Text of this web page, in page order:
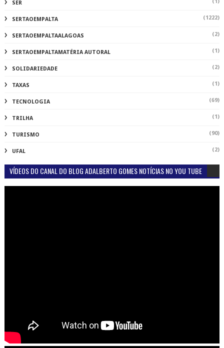
SER
SERTAOEMPALTA (1222)
SERTAOEMPALTAALAGOAS (2)
SERTAOEMPALTAMATÉRIA AUTORAL (1)
SOLIDARIEDADE (2)
TAXAS (1)
TECNOLOGIA (69)
TRILHA (1)
TURISMO (90)
UFAL (2)
VÍDEOS DO CANAL DO BLOG ADALBERTO GOMES NOTÍCIAS NO YOU TUBE